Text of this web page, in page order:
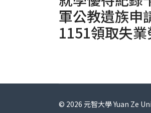
軍公教遺族申
1151領取失
© 2026 元智大學 Yuan Ze